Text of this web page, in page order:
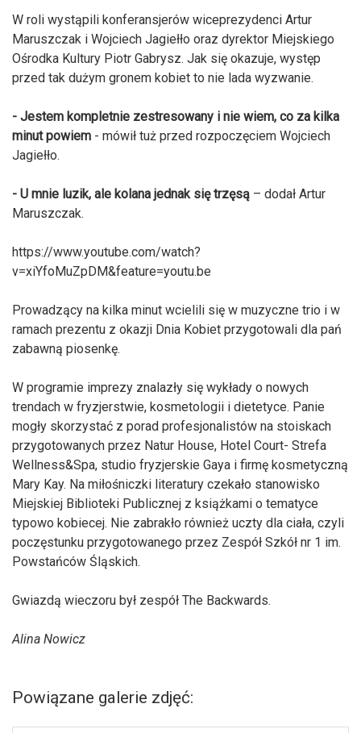
W roli wystąpili konferansjerów wiceprezydenci Artur
Maruszczak i Wojciech Jagiełło oraz dyrektor Miejskiego
Ośrodka Kultury Piotr Gabrysz. Jak się okazuje, występ
przed tak dużym gronem kobiet to nie lada wyzwanie.
- Jestem kompletnie zestresowany i nie wiem, co za kilka
minut powiem - mówił tuż przed rozpoczęciem Wojciech
Jagiełło.
- U mnie luzik, ale kolana jednak się trzęsą – dodał Artur
Maruszczak.
https://www.youtube.com/watch?
v=xiYfoMuZpDM&feature=youtu.be
Prowadzący na kilka minut wcielili się w muzyczne trio i w
ramach prezentu z okazji Dnia Kobiet przygotowali dla pań
zabawną piosenkę.
W programie imprezy znalazły się wykłady o nowych
trendach w fryzjerstwie, kosmetologii i dietetyce. Panie
mogły skorzystać z porad profesjonalistów na stoiskach
przygotowanych przez Natur House, Hotel Court- Strefa
Wellness&Spa, studio fryzjerskie Gaya i firmę kosmetyczną
Mary Kay. Na miłośniczki literatury czekało stanowisko
Miejskiej Biblioteki Publicznej z książkami o tematyce
typowo kobiecej. Nie zabrakło również uczty dla ciała, czyli
poczęstunku przygotowanego przez Zespół Szkół nr 1 im.
Powstańców Śląskich.
Gwiazdą wieczoru był zespół The Backwards.
Alina Nowicz
Powiązane galerie zdjęć: